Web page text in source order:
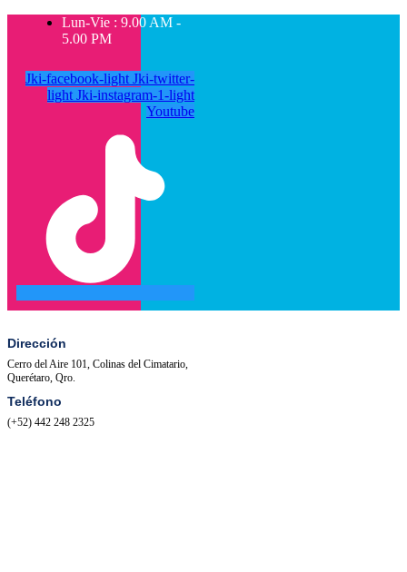
Lun-Vie : 9.00 AM -
5.00 PM
Jki-facebook-light Jki-twitter-
light Jki-instagram-1-light
Youtube
Dirección
Cerro del Aire 101, Colinas del Cimatario,
Querétaro, Qro.
Teléfono
(+52) 442 248 2325